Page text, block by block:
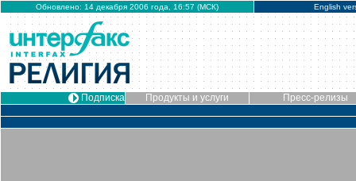
Обновлено: 14 декабря 2006 года, 16:57 (МСК) English
Подписка Продукты и услуги Пресс-релизы